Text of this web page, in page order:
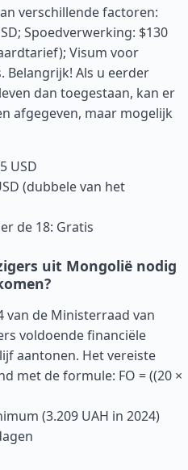
verschillende factoren:
Spoedverwerking: $130
Visum voor
Belangrijk! Als u eerder
dan toegestaan, kan er
afgegeven, maar mogelijk
USD
(dubbele van het
de 18: Gratis
uit Mongolië nodig
van de Ministerraad van
voldoende financiële
aantonen. Het vereiste
met de formule: FO = ((20 ×
(3.209 UAH in 2024)